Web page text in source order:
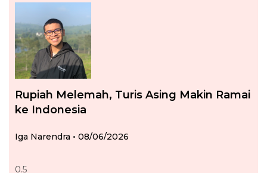
Rupiah Melemah, Turis Asing Makin Ramai
ke Indonesia
Iga Narendra 08/06/2026